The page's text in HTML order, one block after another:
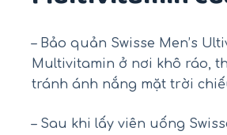
– Bảo quản Swisse Men’s
Multivitamin ở nơi khô ráo,
tránh ánh nắng mặt trời
– Sau khi lấy viên uống